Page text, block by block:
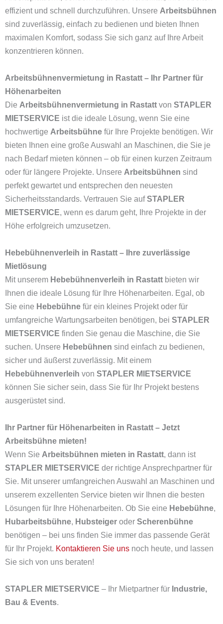
effizient und schnell durchzuführen. Unsere Arbeitsbühnen
sind zuverlässig, einfach zu bedienen und bieten Ihnen
maximalen Komfort, sodass Sie sich ganz auf Ihre Arbeit
konzentrieren können.
Arbeitsbühnenvermietung in Rastatt – Ihr Partner für
Höhenarbeiten
Die Arbeitsbühnenvermietung in Rastatt von STAPLER
MIETSERVICE ist die ideale Lösung, wenn Sie eine
hochwertige Arbeitsbühne für Ihre Projekte benötigen. Wir
bieten Ihnen eine große Auswahl an Maschinen, die Sie je
nach Bedarf mieten können – ob für einen kurzen Zeitraum
oder für längere Projekte. Unsere Arbeitsbühnen sind
perfekt gewartet und entsprechen den neuesten
Sicherheitsstandards. Vertrauen Sie aufSTAPLER
MIETSERVICE, wenn es darum geht, Ihre Projekte in der
Höhe erfolgreich umzusetzen.
Hebebühnenverleih in Rastatt – Ihre zuverlässige
Mietlösung
Mit unserem Hebebühnenverleih in Rastatt bieten wir
Ihnen die ideale Lösung für Ihre Höhenarbeiten. Egal, ob
Sie eine Hebebühne für ein kleines Projekt oder für
umfangreiche Wartungsarbeiten benötigen, bei STAPLER
MIETSERVICE finden Sie genau die Maschine, die Sie
suchen. Unsere Hebebühnen sind einfach zu bedienen,
sicher und äußerst zuverlässig. Mit einem
Hebebühnenverleih von STAPLER MIETSERVICE
können Sie sicher sein, dass Sie für Ihr Projekt bestens
ausgerüstet sind.
Ihr Partner für Höhenarbeiten in Rastatt – Jetzt
Arbeitsbühne mieten!
Wenn Sie Arbeitsbühnen mieten in Rastatt, dann ist
STAPLER MIETSERVICE der richtige Ansprechpartner für
Sie. Mit unserer umfangreichen Auswahl an Maschinen und
unserem exzellenten Service bieten wir Ihnen die besten
Lösungen für Ihre Höhenarbeiten. Ob Sie eine Hebebühne,
Hubarbeitsbühne, Hubsteiger oder Scherenbühne
benötigen – bei uns finden Sie immer das passende Gerät
für Ihr Projekt. Kontaktieren Sie uns noch heute, und lassen
Sie sich von uns beraten!
STAPLER MIETSERVICE – Ihr Mietpartner für Industrie,
Bau & Events.